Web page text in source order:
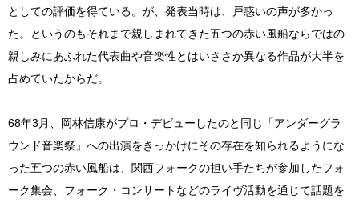
としての評価を得ている。が、発表当時は、戸惑いの声が多かっ
た。というのもそれまで親しまれてきた五つの赤い風船ならではの
親しみにあふれた代表曲や音楽性とはいささか異なる作品が大半を
占めていたからだ。
68年3月、岡林信康がプロ・デビューしたのと同じ「アンダーグラ
ウンド音楽祭」への出演をきっかけにその存在を知られるようにな
った五つの赤い風船は、関西フォークの担い手たちが参加したフォ
ーク集会、フォーク・コンサートなどのライヴ活動を通じて話題を